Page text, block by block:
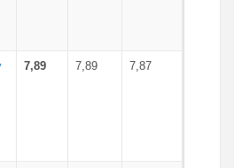
7,89 7,89 7,87